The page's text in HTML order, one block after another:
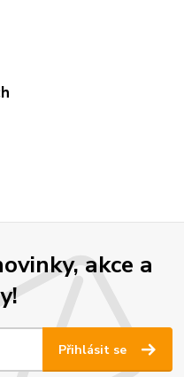
akce a
Přihlásit se